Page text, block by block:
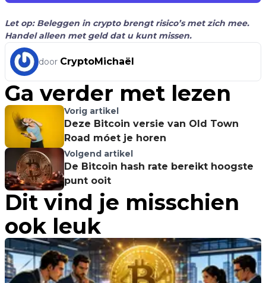
Let op: Beleggen in crypto brengt risico’s met zich mee.
Handel alleen met geld dat u kunt missen.
door CryptoMichaël
Ga verder met lezen
Vorig artikel
Deze Bitcoin versie van Old Town
Road móet je horen
Volgend artikel
De Bitcoin hash rate bereikt hoogste
punt ooit
Dit vind je misschien
ook leuk